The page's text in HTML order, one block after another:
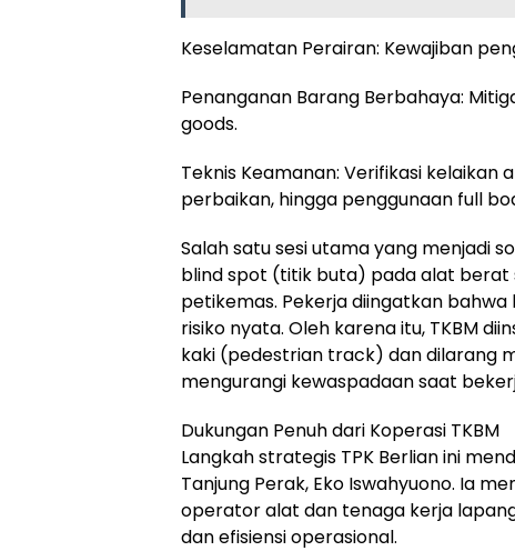
Keselamatan Perairan: Kewajiban
Penanganan Barang Berbahaya:
goods.
Teknis Keamanan: Verifikasi kelaikan
perbaikan, hingga penggunaan full
Salah satu sesi utama yang menjadi
blind spot (titik buta) pada alat berat
petikemas. Pekerja diingatkan
risiko nyata. Oleh karena itu, TKBM
kaki (pedestrian track) dan dilarang
mengurangi kewaspadaan saat
Dukungan Penuh dari Koperasi TKBM
Langkah strategis TPK Berlian ini
Tanjung Perak, Eko Iswahyuono. Ia
operator alat dan tenaga kerja
dan efisiensi operasional.